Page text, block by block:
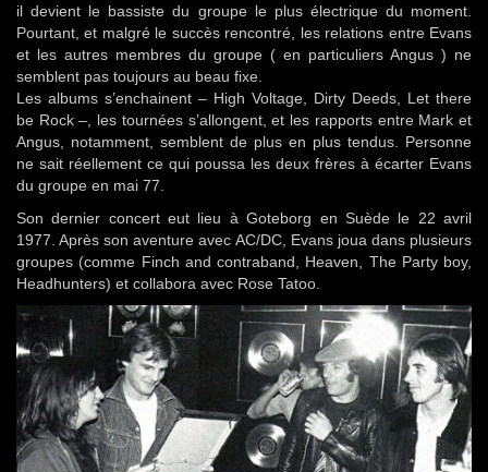
il devient le bassiste du groupe le plus électrique du moment.
Pourtant, et malgré le succès rencontré, les relations entre Evans
et les autres membres du groupe ( en particuliers Angus ) ne
semblent pas toujours au beau fixe.
Les albums s’enchainent – High Voltage, Dirty Deeds, Let there
be Rock –, les tournées s’allongent, et les rapports entre Mark et
Angus, notamment, semblent de plus en plus tendus. Personne
ne sait réellement ce qui poussa les deux frères à écarter Evans
du groupe en mai 77.
Son dernier concert eut lieu à Goteborg en Suède le 22 avril
1977. Après son aventure avec AC/DC, Evans joua dans plusieurs
groupes (comme Finch and contraband, Heaven, The Party boy,
Headhunters) et collabora avec Rose Tatoo.